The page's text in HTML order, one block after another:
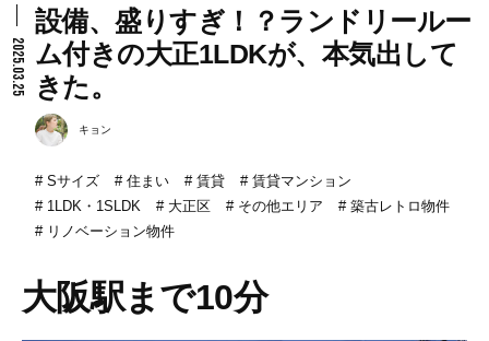
会社情報
2025.03.25
設備、盛りすぎ！？ランドリールー
ム付きの大正1LDKが、本気出して
きた。
キョン
Sサイズ 住まい 賃貸
賃貸マンション
1LDK・1SLDK
大正区 その他エリア
築古レトロ物件
リノベーション物件
大阪駅まで10分